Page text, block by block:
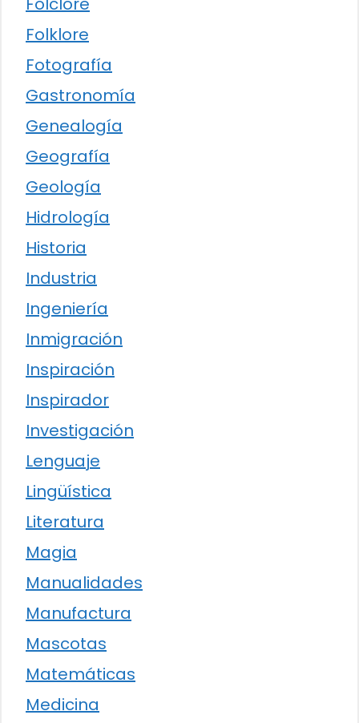
Folklore
Fotografía
Gastronomía
Genealogía
Geografía
Geología
Hidrología
Historia
Industria
Ingeniería
Inmigración
Inspiración
Inspirador
Investigación
Lenguaje
Lingüística
Literatura
Magia
Manualidades
Manufactura
Mascotas
Matemáticas
Medicina